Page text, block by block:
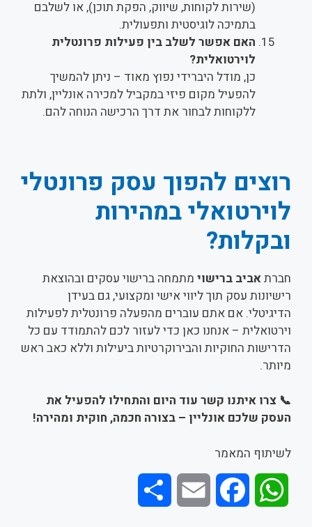
(שירות לקוחות, שיווק, הפקת תוכן), או לשלבם
בתמיכה לוגיסטית ותפעולית.
האם אפשר לשלב בין פעילות פרונטלית
לוירטואלית?
כן, מודל היברידי נפוץ מאוד – ניתן להמשיך
להפעיל מקום פיזי במקביל למכירה אונליין, ולתת
ללקוחות לבחור את דרך הרכישה הנוחה להם.
רוצים להפוך עסק פרונטלי
לוירטואליבמהירות
ובקלות?
חברתאביב ברישוי מתמחה ברישוי עסקים ובהוצאת
רישיונות עסק תוך ליווי אישי ומקצועי, גם בעידן
הדיגיטלי. אם אתם עוברים מהפעלה פרונטלית לפעילות
וירטואלית – אנחנו כאן כדי לעזור לכם להתמודד עם כל
הדרישות החוקיות והבירוקרטיות ביעילות וללא כאב ראש
מיותר.
📞 צרו איתנו קשר עוד היום והתחילו להפעיל את
העסק שלכם אונליין – בצורה חכמה, חוקית ומהירה!
לשיתוף המאמר